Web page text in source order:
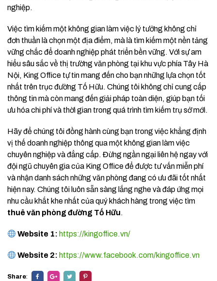
nghiệp.
Việc tìm kiếm một không gian làm việc lý tưởng không chỉ
đơn thuần là chọn một địa điểm, mà là tìm kiếm một nền tảng
vững chắc để doanh nghiệp phát triển bền vững. Với sự am
hiểu sâu sắc về thị trường văn phòng tại khu vực phía Tây Hà
Nội, King Office tự tin mang đến cho bạn những lựa chọn tốt
nhất trên trục đường Tố Hữu. Chúng tôi không chỉ cung cấp
thông tin mà còn mang đến giải pháp toàn diện, giúp bạn tối
ưu hóa chi phí và thời gian trong quá trình tìm kiếm trụ sở mới.
Hãy để chúng tôi đồng hành cùng bạn trong việc khẳng định
vị thế doanh nghiệp thông qua một không gian làm việc
chuyên nghiệp và đẳng cấp. Đừng ngần ngại liên hệ ngay với
đội ngũ chuyên gia của King Office để được tư vấn miễn phí
và nhận danh sách những văn phòng đang có ưu đãi tốt nhất
hiện nay. Chúng tôi luôn sẵn sàng lắng nghe và đáp ứng mọi
nhu cầu khắt khe nhất của quý khách hàng trong việc tìm
thuê văn phòng đường Tố Hữu.
Website 1: https://kingoffice.vn/
Website 2: https://www.facebook.com/kingoffice.vn
Share: